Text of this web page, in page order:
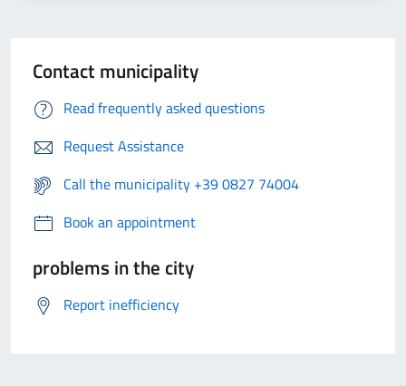
Contact municipality
Read frequently asked questions
Request Assistance
Call the municipality +39 0827 74004
Book an appointment
problems in the city
Report inefficiency